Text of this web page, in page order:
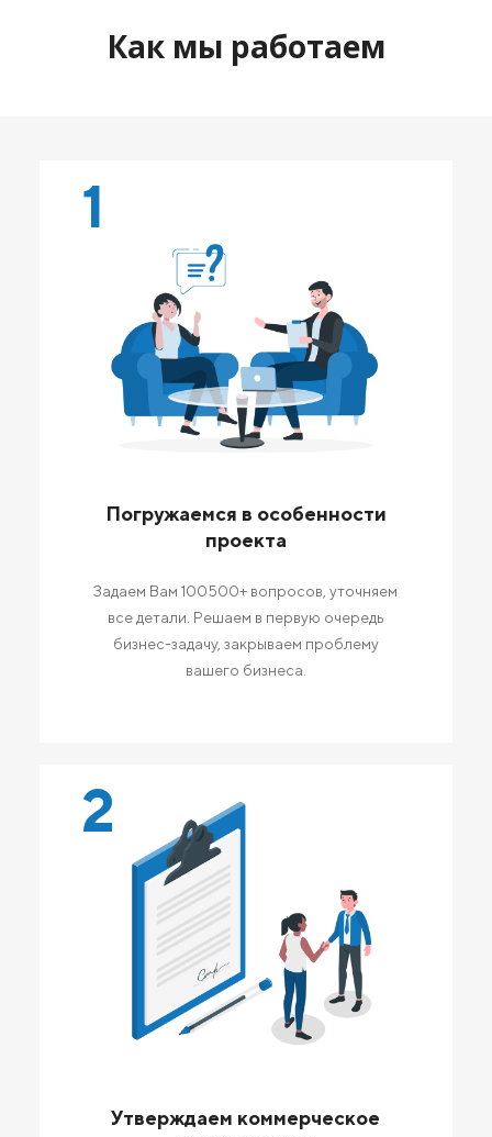
Как мы работаем
1
Погружаемся в особенности
проекта
Задаем Вам 100500+ вопросов, уточняем
все детали. Решаем в первую очередь
бизнес-задачу, закрываем проблему
вашего бизнеса.
2
Утверждаем коммерческое